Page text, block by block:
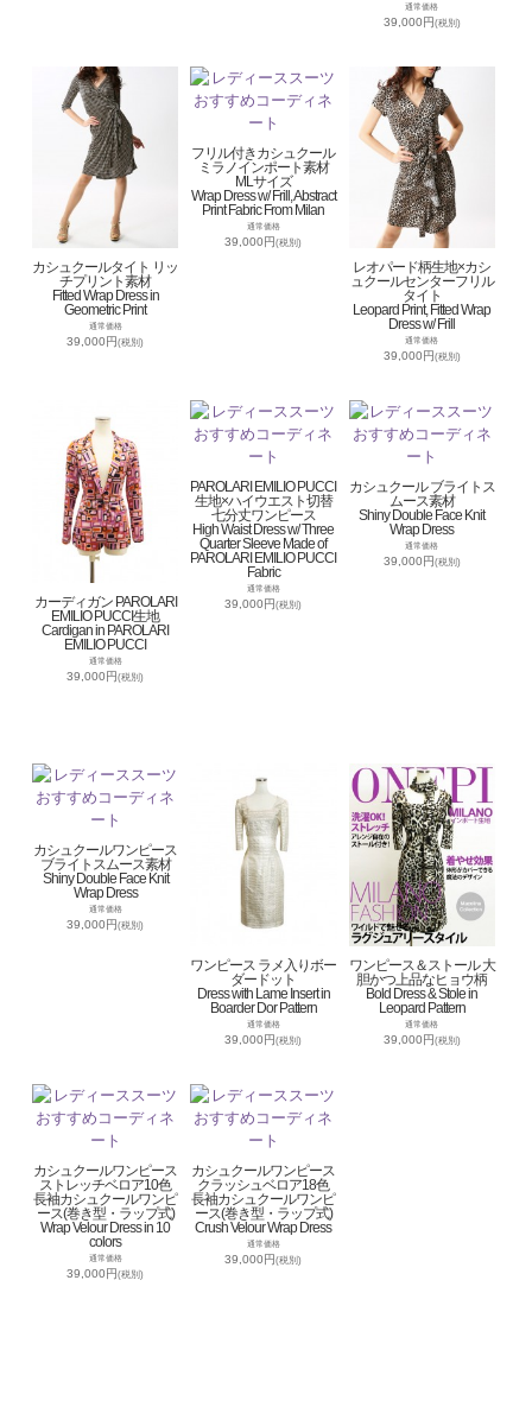
通常価格
39,000円(税別)
カシュクールタイト リッ
チプリント素材
Fitted Wrap Dress in
Geometric Print
通常価格
39,000円(税別)
フリル付きカシュクール
ミラノインポート素材
MLサイズ
Wrap Dress w/ Frill, Abstract
Print Fabric From Milan
通常価格
39,000円(税別)
レオパード柄生地×カシ
ュクールセンターフリル
タイト
Leopard Print, Fitted Wrap
Dress w/ Frill
通常価格
39,000円(税別)
カーディガン PAROLARI
EMILIO PUCCI生地
Cardigan in PAROLARI
EMILIO PUCCI
通常価格
39,000円(税別)
PAROLARI EMILIO PUCCI
生地×ハイウエスト切替
七分丈ワンピース
High Waist Dress w/ Three
Quarter Sleeve Made of
PAROLARI EMILIO PUCCI
Fabric
通常価格
39,000円(税別)
カシュクール ブライトス
ムース素材
Shiny Double Face Knit
Wrap Dress
通常価格
39,000円(税別)
カシュクールワンピース
ブライトスムース素材
Shiny Double Face Knit
Wrap Dress
通常価格
39,000円(税別)
ワンピース ラメ入りボー
ダードット
Dress with Lame Insert in
Boarder Dor Pattern
通常価格
39,000円(税別)
ワンピース＆ストール 大
胆かつ上品なヒョウ柄
Bold Dress & Stole in
Leopard Pattern
通常価格
39,000円(税別)
カシュクールワンピース
ストレッチベロア10色
長袖カシュクールワンピ
ース(巻き型・ラップ式)
Wrap Velour Dress in 10
colors
通常価格
39,000円(税別)
カシュクールワンピース
クラッシュベロア18色
長袖カシュクールワンピ
ース(巻き型・ラップ式)
Crush Velour Wrap Dress
通常価格
39,000円(税別)